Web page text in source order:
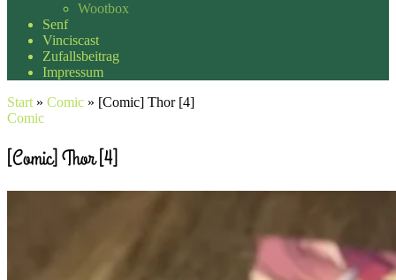
Wootbox
Senf
Vinciscast
Zufallsbeitrag
Impressum
Start » Comic » [Comic] Thor [4]
Comic
[Comic] Thor [4]